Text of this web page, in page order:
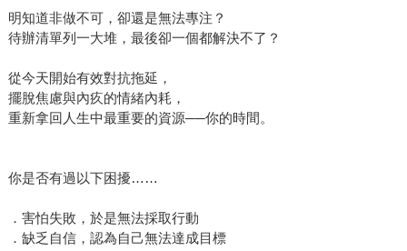
明知道非做不可，卻還是無法專注？
待辦清單列一大堆，最後卻一個都解決不了？
從今天開始有效對抗拖延，
擺脫焦慮與內疚的情緒內耗，
重新拿回人生中最重要的資源──你的時間。
你是否有過以下困擾……
．害怕失敗，於是無法採取行動
．缺乏自信，認為自己無法達成目標